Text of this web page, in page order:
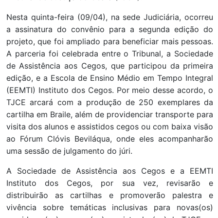
Nesta quinta-feira (09/04), na sede Judiciária, ocorreu
a assinatura do convênio para a segunda edição do
projeto, que foi ampliado para beneficiar mais pessoas.
A parceria foi celebrada entre o Tribunal, a Sociedade
de Assistência aos Cegos, que participou da primeira
edição, e a Escola de Ensino Médio em Tempo Integral
(EEMTI) Instituto dos Cegos. Por meio desse acordo, o
TJCE arcará com a produção de 250 exemplares da
cartilha em Braile, além de providenciar transporte para
visita dos alunos e assistidos cegos ou com baixa visão
ao Fórum Clóvis Beviláqua, onde eles acompanharão
uma sessão de julgamento do júri.
A Sociedade de Assistência aos Cegos e a EEMTI
Instituto dos Cegos, por sua vez, revisarão e
distribuirão as cartilhas e promoverão palestra e
vivência sobre temáticas inclusivas para novas(os)